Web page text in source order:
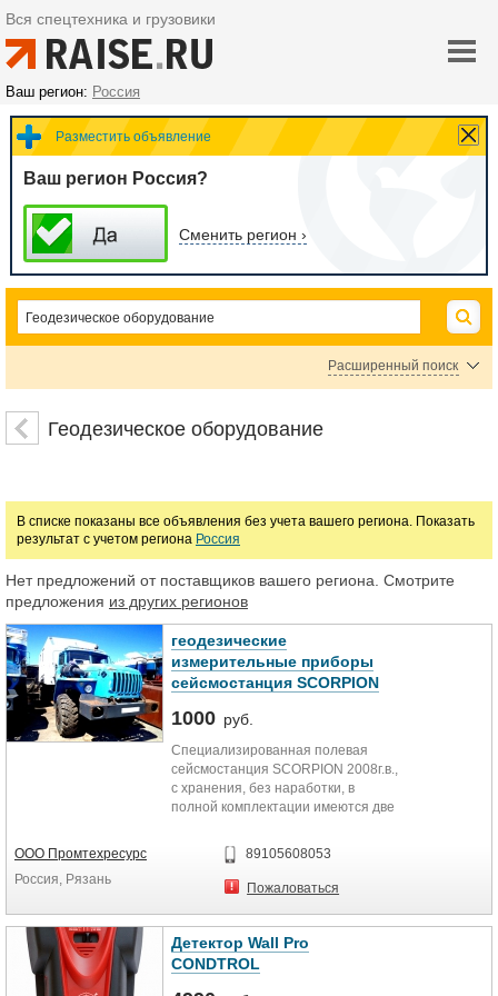
Вся спецтехника и грузовики
Ваш регион: Россия
Разместить объявление
Ваш регион Россия?
Сменить регион ›
Расширенный поиск
Штативы, биподы, триподы
Цена
руб.
Геодезическое оборудование
В списке показаны все объявления без учета вашего региона. Показать
результат с учетом региона Россия
Нет предложений от поставщиков вашего региона. Смотрите
предложения из других регионов
геодезические
измерительные приборы
сейсмостанция SCORPION
1000 руб.
Специализированная полевая
сейсмостанция SCORPION 2008г.в.,
с хранения, без наработки, в
полной комплектации имеются две
600 датчиков каждая.
Эффективная ,невероятно точная ,
кабельная система сбора
работает с самыми сложными
планами съемок, через
оптоволоконную базовую линию, с
ООО Промтехресурс
Россия, Рязань
89105608053
Пожаловаться
Детектор Wall Pro
CONDTROL